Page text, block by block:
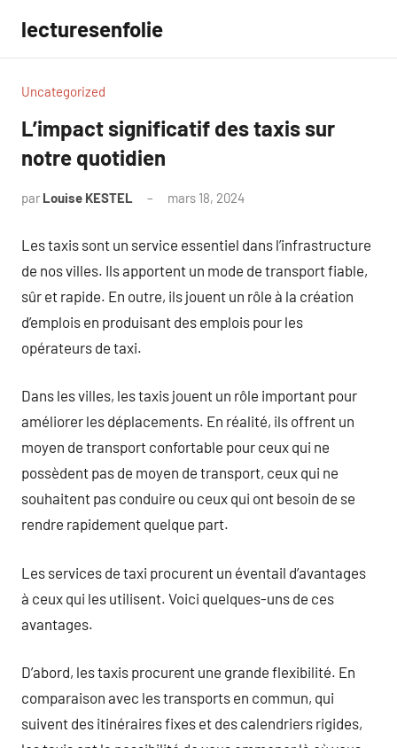
contenu
lecturesenfolie
Uncategorized
L’impact significatif des taxis sur
notre quotidien
par Louise KESTEL mars 18, 2024
Les taxis sont un service essentiel dans l’infrastructure
de nos villes. Ils apportent un mode de transport fiable,
sûr et rapide. En outre, ils jouent un rôle à la création
d’emplois en produisant des emplois pour les
opérateurs de taxi.
Dans les villes, les taxis jouent un rôle important pour
améliorer les déplacements. En réalité, ils offrent un
moyen de transport confortable pour ceux qui ne
possèdent pas de moyen de transport, ceux qui ne
souhaitent pas conduire ou ceux qui ont besoin de se
rendre rapidement quelque part.
Les services de taxi procurent un éventail d’avantages
à ceux qui les utilisent. Voici quelques-uns de ces
avantages.
D’abord, les taxis procurent une grande flexibilité. En
comparaison avec les transports en commun, qui
suivent des itinéraires fixes et des calendriers rigides,